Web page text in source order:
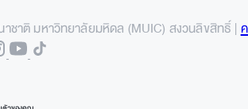
ชาติ มหาวิทยาลัยมหิดล (MUIC) สงวนลิขสิทธิ์ |